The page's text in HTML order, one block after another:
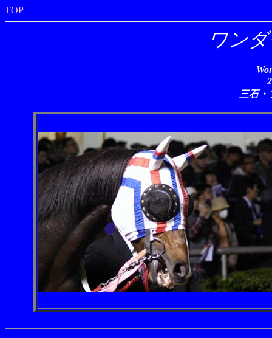
TOP
ワン
三石